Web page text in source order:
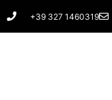
Vai
al
+39 327 1460319